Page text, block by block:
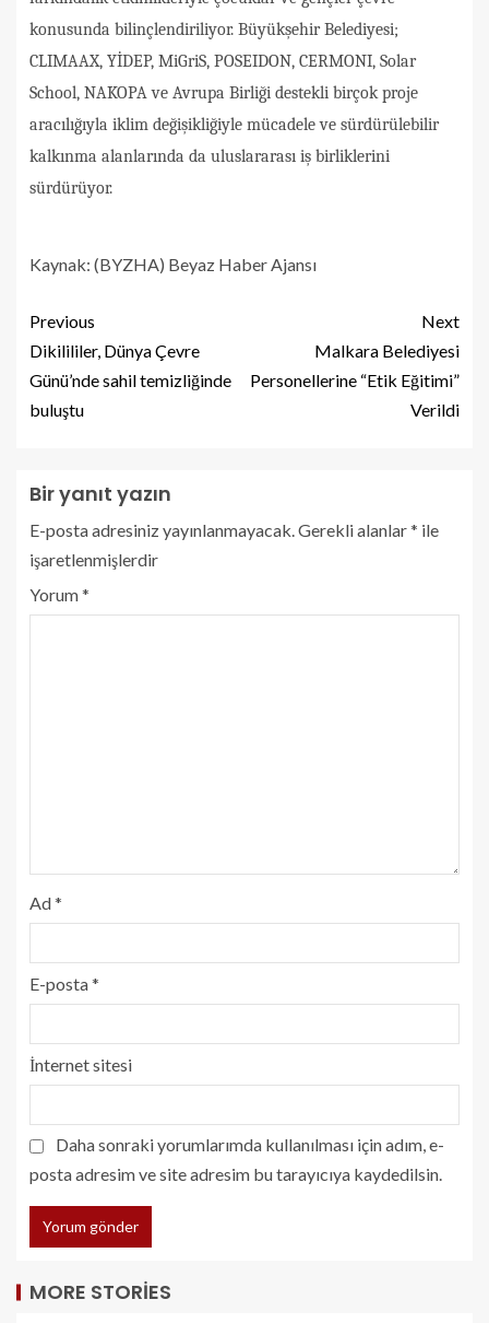
konusunda bilinçlendiriliyor. Büyükşehir Belediyesi;
CLIMAAX, YİDEP, MiGriS, POSEIDON, CERMONI, Solar
School, NAKOPA ve Avrupa Birliği destekli birçok proje
aracılığıyla iklim değişikliğiyle mücadele ve sürdürülebilir
kalkınma alanlarında da uluslararası iş birliklerini
sürdürüyor.
Kaynak: (BYZHA) Beyaz Haber Ajansı
Previous
Dikilililer, Dünya Çevre
Günü’nde sahil temizliğinde
buluştu
Next
Malkara Belediyesi
Personellerine “Etik Eğitimi”
Verildi
Bir yanıt yazın
E-posta adresiniz yayınlanmayacak. Gerekli alanlar* ile
işaretlenmişlerdir
Yorum*
Ad*
E-posta*
İnternet sitesi
Daha sonraki yorumlarımda kullanılması için adım, e-
posta adresim ve site adresim bu tarayıcıya kaydedilsin.
MORE STORIES